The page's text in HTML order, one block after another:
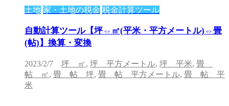
土地 家・土地の税金 税金計算ツール
自動計算ツール【坪⇔㎡(平米・平方メートル)⇔畳
(帖)】換算・変換
2023/2/7 坪 ㎡, 坪 平方メートル, 坪 平米, 畳
帖 ㎡, 畳 帖 坪, 畳 帖 平方メートル, 畳 帖 平
米